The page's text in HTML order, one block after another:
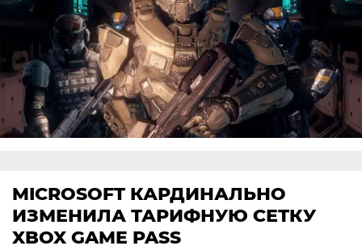
MICROSOFT КАРДИНАЛЬНО
ИЗМЕНИЛА ТАРИФНУЮ СЕТКУ
XBOX GAME PASS